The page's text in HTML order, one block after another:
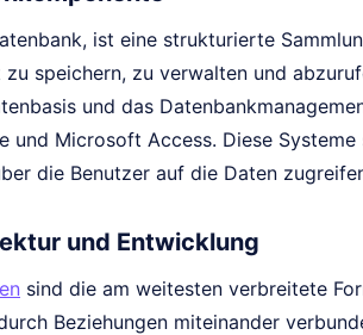
ist eine strukturierte
speichern, zu verwalten und
und das
und Microsoft Access. Diese
die Benutzer auf die Daten
und Entwicklung
sind die am weitesten verbreitete
Beziehungen miteinander